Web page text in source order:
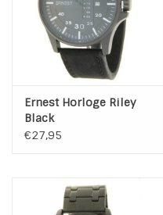
Ernest Horloge Riley
Black
€27,95